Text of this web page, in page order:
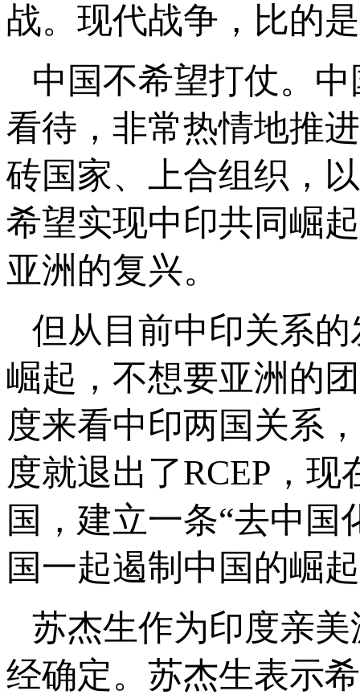
战。现代战争，比的
中国不希望打仗。
看待，非常热情地推
砖国家、上合组织，
希望实现中印共同崛
亚洲的复兴。
但从目前中印关系
崛起，不想要亚洲的
度来看中印两国关系
度就退出了RCEP，
国，建立一条“去中
国一起遏制中国的崛
苏杰生作为印度亲
经确定。苏杰生表示